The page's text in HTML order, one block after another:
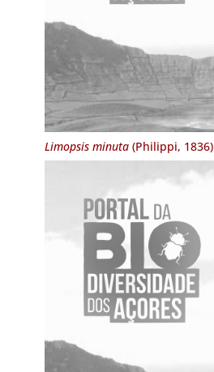
Limopsis minuta(Philippi, 1836)